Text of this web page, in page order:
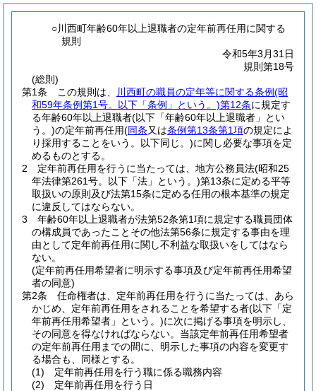
○川西町年齢60年以上退職者の定年前再任用に関する
規則
令和5年3月31日
規則第18号
(総則)
第1条
この規則は、 川西町の職員の定年等に関する条例(昭
和59年条例第1号。以下「条例」という。)第12条に規定す
る年齢60年以上退職者(以下「年齢60年以上退職者」とい
う。)の定年前再任用(同条又は条例第13条第1項の規定によ
り採用することをいう。以下同じ。)に関し必要な事項を定
めるものとする。
2
定年前再任用を行うに当たっては、地方公務員法(昭和25
年法律第261号。以下「法」という。)第13条に定める平等
取扱いの原則及び法第15条に定める任用の根本基準の規定
に違反してはならない。
3
年齢60年以上退職者が法第52条第1項に規定する職員団体
の構成員であったことその他法第56条に規定する事由を理
由として定年前再任用に関し不利益な取扱いをしてはなら
ない。
(定年前再任用希望者に明示する事項及び定年前再任用希望
者の同意)
第2条
任命権者は、定年前再任用を行うに当たっては、あら
かじめ、定年前再任用をされることを希望する者(以下「定
年前再任用希望者」という。)に次に掲げる事項を明示し、
その同意を得なければならない。 当該定年前再任用希望者
の定年前再任用までの間に、明示した事項の内容を変更す
る場合も、同様とする。
(1)
定年前再任用を行う職に係る職務内容
(2)
定年前再任用を行う日